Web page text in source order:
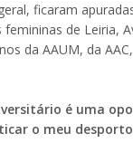
ficaram
femininas de Leiria,
da AAUM, da
é uma
o meu